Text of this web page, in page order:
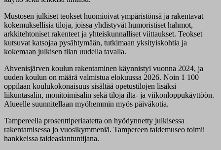
Mustosen julkiset teokset huomioivat ympäristönsä ja rakentavat
kokemuksellisia tiloja, joissa yhdistyvät humoristiset hahmot,
arkkitehtoniset rakenteet ja yhteiskunnalliset viittaukset. Teokset
kutsuvat katsojaa pysähtymään, tutkimaan yksityiskohtia ja
kokemaan julkisen tilan uudella tavalla.
Ahvenisjärven koulun rakentaminen käynnistyi vuonna 2024, ja
uuden koulun on määrä valmistua elokuussa 2026. Noin 1 100
oppilaan koulukokonaisuus sisältää opetustilojen lisäksi
liikuntasalin, monitoimisalin sekä tiloja ilta- ja viikonloppukäyttöön.
Alueelle suunnitellaan myöhemmin myös päiväkotia.
Tampereella prosenttiperiaatetta on hyödynnetty julkisessa
rakentamisessa jo vuosikymmeniä. Tampereen taidemuseo toimii
hankkeissa taideasiantuntijana.